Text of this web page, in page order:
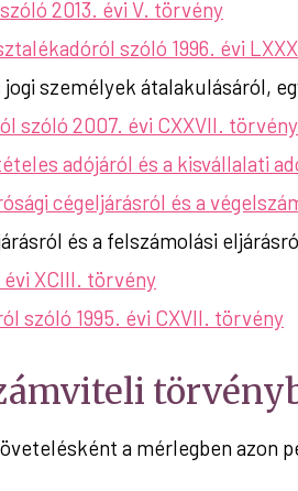
2013. évi V. törvény
szóló 1996. évi
személyek átalakulásáról,
szóló 2007. évi CXXVII. törvény
adójáról és a kisvállalati
cégeljárásról és a
és a felszámolási
XCIII. törvény
szóló 1995. évi CXVII. törvény
a mérlegben azon